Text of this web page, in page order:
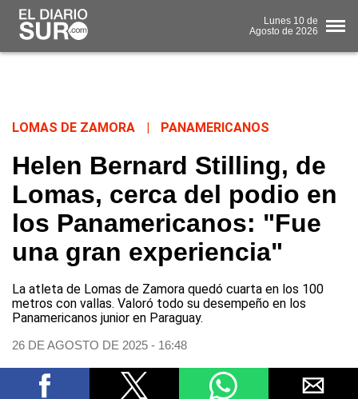
Lunes 10 de
Agosto de 2026
LOMAS DE ZAMORA PANAMERICANOS
Helen Bernard Stilling, de
Lomas, cerca del podio en
los Panamericanos: "Fue
una gran experiencia"
La atleta de Lomas de Zamora quedó cuarta en los 100
metros con vallas. Valoró todo su desempeño en los
Panamericanos junior en Paraguay.
26 DE AGOSTO DE 2025 - 16:48